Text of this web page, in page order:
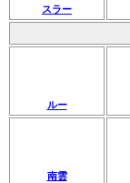
スラー
ルー
南雲